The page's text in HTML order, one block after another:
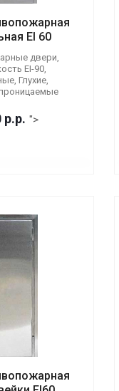
EI 60
двери,
EI-90,
Глухие,
р.р. ">